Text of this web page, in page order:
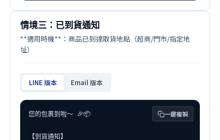
情境三：已到貨通知
**適用時機**：商品已到達取貨地點（超商/門市/指定地
址）
LINE 版本 Email 版本
您的包裹到啦～ 🎉📦
【到貨通知】
一鍵複製